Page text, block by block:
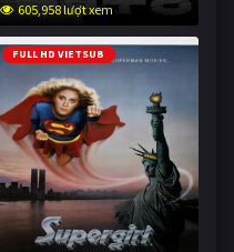
605,958 lượt xem
FULL HD VIETSUB